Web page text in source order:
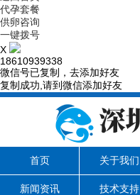
代孕套餐
供卵咨询
一键拨号
X
18610939338
微信号已复制，去添加好友
复制成功,请到微信添加好友
首页 关于我们
新闻资讯 技术支持